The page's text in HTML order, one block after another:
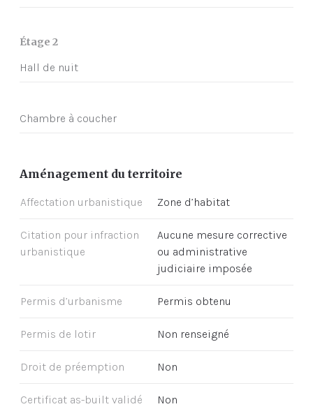
Étage 2
Hall de nuit
Chambre à coucher
Aménagement du territoire
Affectation urbanistique Zone d’habitat
Citation pour infraction
urbanistique
Aucune mesure corrective
ou administrative
judiciaire imposée
Permis d’urbanisme Permis obtenu
Permis de lotir Non renseigné
Droit de préemption Non
Certificat as-built validé Non